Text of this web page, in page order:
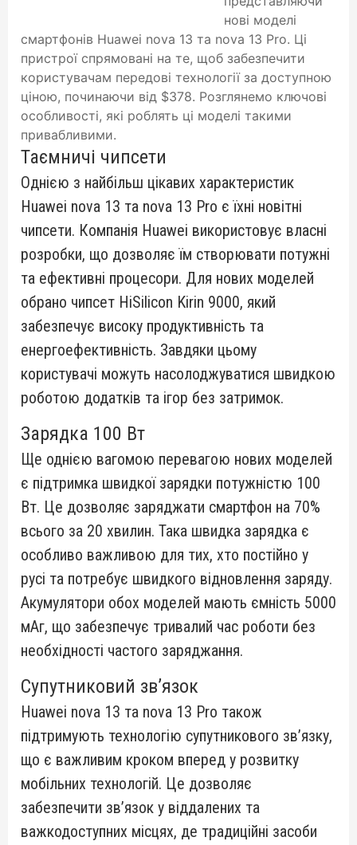
нові моделі
смартфонів Huawei nova 13 та nova 13 Pro. Ці
пристрої спрямовані на те, щоб забезпечити
користувачам передові технології за доступною
ціною, починаючи від $378. Розглянемо ключові
особливості, які роблять ці моделі такими
привабливими.
Таємничі чипсети
Однією з найбільш цікавих характеристик
Huawei nova 13 та nova 13 Pro є їхні новітні
чипсети. Компанія Huawei використовує власні
розробки, що дозволяє їм створювати потужні
та ефективні процесори. Для нових моделей
обрано чипсет HiSilicon Kirin 9000, який
забезпечує високу продуктивність та
енергоефективність. Завдяки цьому
користувачі можуть насолоджуватися швидкою
роботою додатків та ігор без затримок.
Зарядка 100 Вт
Ще однією вагомою перевагою нових моделей
є підтримка швидкої зарядки потужністю 100
Вт. Це дозволяє заряджати смартфон на 70%
всього за 20 хвилин. Така швидка зарядка є
особливо важливою для тих, хто постійно у
русі та потребує швидкого відновлення заряду.
Акумулятори обох моделей мають ємність 5000
мАг, що забезпечує тривалий час роботи без
необхідності частого заряджання.
Супутниковий зв’язок
Huawei nova 13 та nova 13 Pro також
підтримують технологію супутникового зв’язку,
що є важливим кроком вперед у розвитку
мобільних технологій. Це дозволяє
забезпечити зв’язок у віддалених та
важкодоступних місцях, де традиційні засоби